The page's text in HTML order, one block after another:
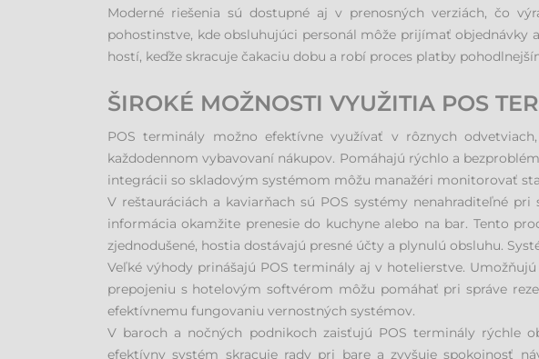
Moderné riešenia sú dostupné aj v prenosných verziách, čo
pohostinstve, kde obsluhujúci personál môže prijímať objednávky
hostí, keďže skracuje čakaciu dobu a robí proces platby
ŠIROKÉ MOŽNOSTI VYUŽITIA POS
POS terminály možno efektívne využívať v rôznych
každodennom vybavovaní nákupov. Pomáhajú rýchlo a
integrácii so skladovým systémom môžu manažéri monitorovať
V reštauráciách a kaviarňach sú POS systémy nenahraditeľné
informácia okamžite prenesie do kuchyne alebo na bar. Tento
zjednodušené, hostia dostávajú presné účty a plynulú obsluhu.
Veľké výhody prinášajú POS terminály aj v hotelierstve.
prepojeniu s hotelovým softvérom môžu pomáhať pri správe
efektívnemu fungovaniu vernostných systémov.
V baroch a nočných podnikoch zaisťujú POS terminály rýchle
efektívny systém skracuje rady pri bare a zvyšuje spokojnosť